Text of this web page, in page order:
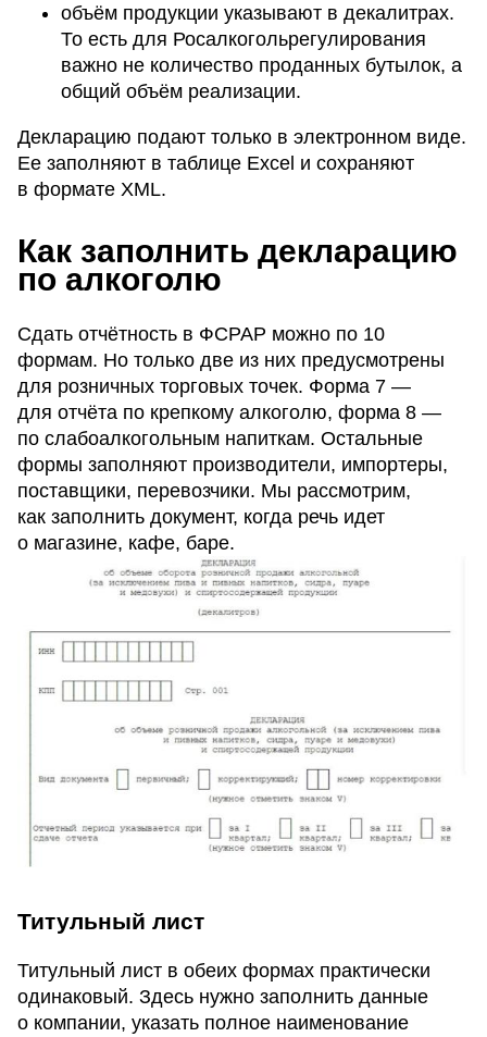
объём продукции указывают в декалитрах.
То есть для Росалкогольрегулирования
важно не количество проданных бутылок, а
общий объём реализации.
Декларацию подают только в электронном виде.
Ее заполняют в таблице Excel и сохраняют
в формате XML.
Как заполнить декларацию
по алкоголю
Сдать отчётность в ФСРАР можно по 10
формам. Но только две из них предусмотрены
для розничных торговых точек. Форма 7 —
для отчёта по крепкому алкоголю, форма 8 —
по слабоалкогольным напиткам. Остальные
формы заполняют производители, импортеры,
поставщики, перевозчики. Мы рассмотрим,
как заполнить документ, когда речь идет
о магазине, кафе, баре.
Титульный лист
Титульный лист в обеих формах практически
одинаковый. Здесь нужно заполнить данные
о компании, указать полное наименование